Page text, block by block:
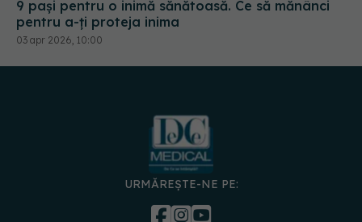
URMĂREȘTE-NE PE:
DESCARCĂ APLICAȚIA